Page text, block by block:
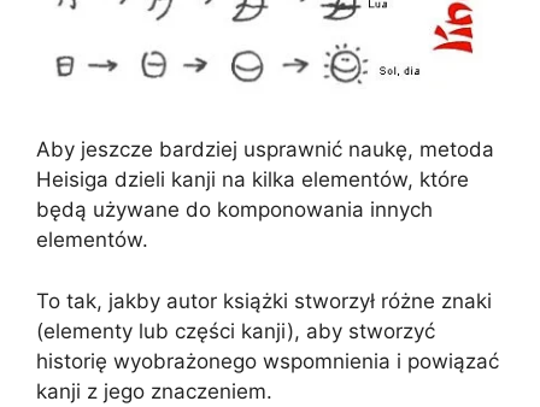
Aby jeszcze bardziej usprawnić naukę, metoda
Heisiga dzieli kanji na kilka elementów, które
będą używane do komponowania innych
elementów.
To tak, jakby autor książki stworzył różne znaki
(elementy lub części kanji), aby stworzyć
historię wyobrażonego wspomnienia i powiązać
kanji z jego znaczeniem.